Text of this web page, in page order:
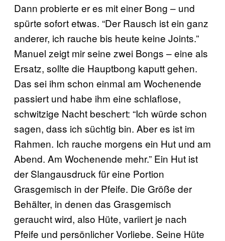
Dann probierte er es mit einer Bong – und
spürte sofort etwas. “Der Rausch ist ein ganz
anderer, ich rauche bis heute keine Joints.”
Manuel zeigt mir seine zwei Bongs – eine als
Ersatz, sollte die Hauptbong kaputt gehen.
Das sei ihm schon einmal am Wochenende
passiert und habe ihm eine schlaflose,
schwitzige Nacht beschert: “Ich würde schon
sagen, dass ich süchtig bin. Aber es ist im
Rahmen. Ich rauche morgens ein Hut und am
Abend. Am Wochenende mehr.” Ein Hut ist
der Slangausdruck für eine Portion
Grasgemisch in der Pfeife. Die Größe der
Behälter, in denen das Grasgemisch
geraucht wird, also Hüte, variiert je nach
Pfeife und persönlicher Vorliebe. Seine Hüte